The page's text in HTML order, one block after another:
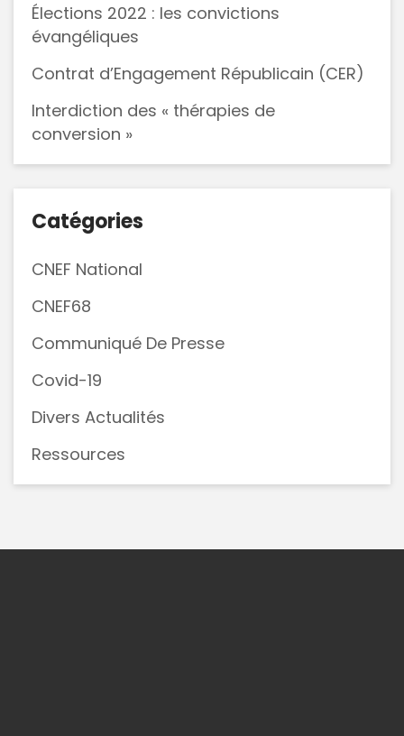
Élections 2022 : les convictions
évangéliques
Contrat d’Engagement Républicain (CER)
Interdiction des « thérapies de
conversion »
Catégories
CNEF National
CNEF68
Communiqué De Presse
Covid-19
Divers Actualités
Ressources